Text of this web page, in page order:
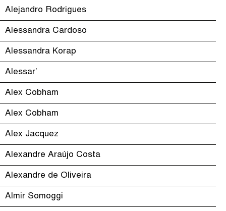
Alejandro Rodrigues
Alessandra Cardoso
Alessandra Korap
Alessar’
Alex Cobham
Alex Cobham
Alex Jacquez
Alexandre Araújo Costa
Alexandre de Oliveira
Almir Somoggi